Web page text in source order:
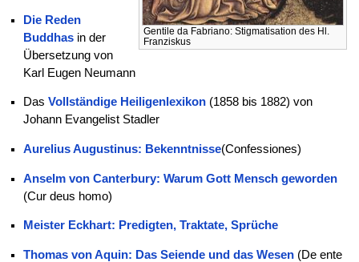
Gentile da Fabriano: Stigmatisation des Hl.
Franziskus
Die Reden
Buddhasin der
Übersetzung von
Karl Eugen Neumann
Das Vollständige Heiligenlexikon(1858 bis 1882) von
Johann Evangelist Stadler
Aurelius Augustinus: Bekenntnisse(Confessiones)
Anselm von Canterbury: Warum Gott Mensch geworden
(Cur deus homo)
Meister Eckhart: Predigten, Traktate, Sprüche
Thomas von Aquin: Das Seiende und das Wesen(De ente